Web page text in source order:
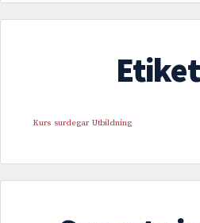
Kurs surdegar Utbildning